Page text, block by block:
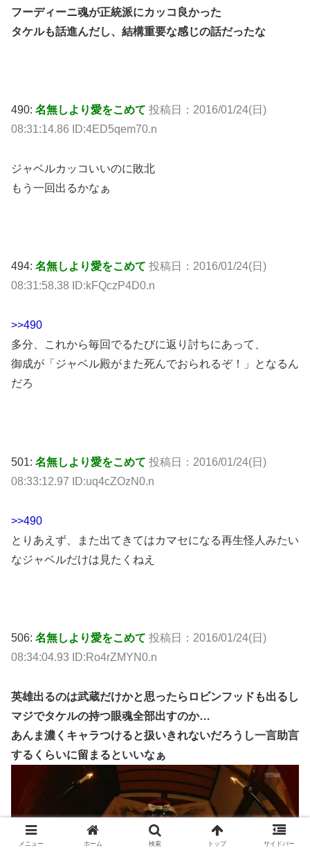
フーディーニ魂が正統派にカッコ良かった
タケルも話進んだし、結構重要な感じの話だったな
490: 名無しより愛をこめて 投稿日：2016/01/24(日)
08:31:14.86 ID:4ED5qem70.n
ジャベルカッコいいのに敗北
もう一回出るかなぁ
494: 名無しより愛をこめて 投稿日：2016/01/24(日)
08:31:58.38 ID:kFQczP4D0.n
>>490
多分、これから毎回でるたびに返り討ちにあって、
御成が「ジャベル殿がまた死んでおられるぞ！」となるん
だろ
501: 名無しより愛をこめて 投稿日：2016/01/24(日)
08:33:12.97 ID:uq4cZOzN0.n
>>490
とりあえず、また出てきてはカマセになる再生怪人みたい
なジャベルだけは見たくねえ
506: 名無しより愛をこめて 投稿日：2016/01/24(日)
08:34:04.93 ID:Ro4rZMYN0.n
英雄出るのは武蔵だけかと思ったらロビンフッドも出るし
マジでタケルの持つ眼魂全部出すのか…
あんま濃くキャラつけると扱いきれないだろうし一言助言
するくらいに留まるといいなぁ
メニュー ホーム 検索 トップ サイドバー